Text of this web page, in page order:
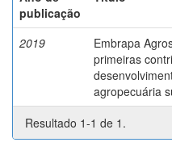
publicação
2019
Embrapa
primeiras
agropecuária
Resultado 1-1 de 1.